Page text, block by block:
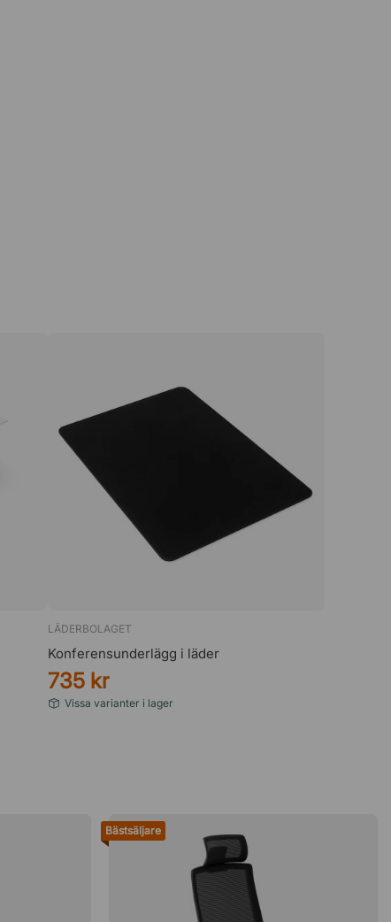
LÄDERBOLAGET
Konferensunderlägg i läder
735 kr
Vissa varianter i lager
Bästsäljare